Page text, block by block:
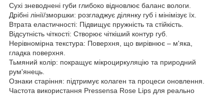
Сухі зневоднені губи глибоко відновлює баланс вологи.
Дрібні лінії/зморшки: розгладжує ділянку губ і мінімізує їх.
Втрата еластичності: Підвищує пружність та стійкість.
Відсутність чіткості: Створює чіткіший контур губ.
Нерівномірна текстура: Поверхня, що вирівнює – м'яка,
гладка поверхня.
Тьмяний колір: покращує мікроциркуляцію та природний
рум'янець.
Ознаки старіння: підтримує колаген та процеси оновлення.
Частота використання Pressensa Rose Lips для реально